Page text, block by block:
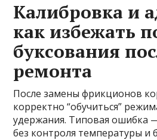
Калибровка и
как избежать
буксования
ремонта
После замены фрикционов
корректно “обучиться”
удержания. Типовая ошибка —
без контроля температуры и